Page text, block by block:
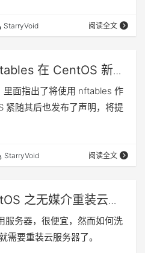
StarryVoid 阅读全文
在 CentOS 新
里面指出了将使用 nftables 作
紧随其后也发布了声明，将提
StarryVoid 阅读全文
之无媒介重装云服
服务器，很便宜，然而如何洗
需要重装云服务器了。